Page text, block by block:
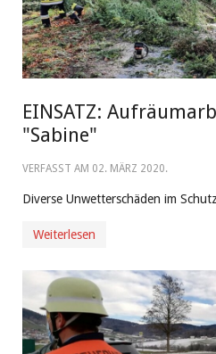
EINSATZ:
"Sabine"
VERFASST AM 02. MÄRZ 2020.
Diverse Unwetterschäden im
Weiterlesen